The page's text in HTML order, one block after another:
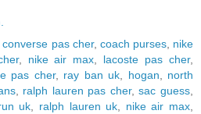
converse pas cher, coach purses, nike
, nike air max lacoste pas cher,
pas cher, ray ban uk hogan
north
, ralph lauren pas cher,sac guess
uk ralph lauren uk nike air max